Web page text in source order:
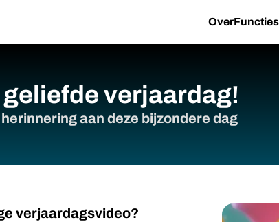
OverFuncties
geliefde verjaardag!
aan deze bijzondere dag
verjaardagsvideo?